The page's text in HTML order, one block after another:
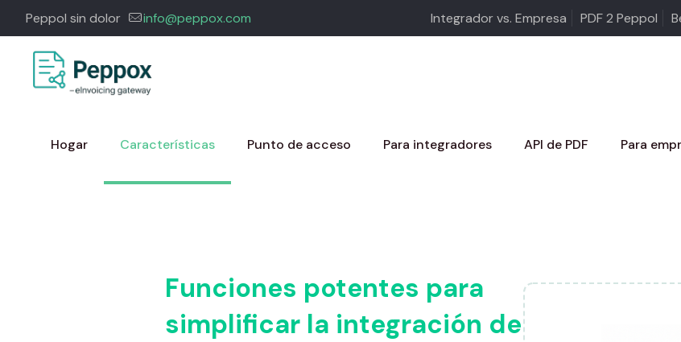
Peppol sin dolor info@peppox.com Integrador vs. Empresa PDF 2 Peppol
Hogar Características Punto de acceso Para integradores API de PDF Para
Funciones potentes para
simplificar la integración de